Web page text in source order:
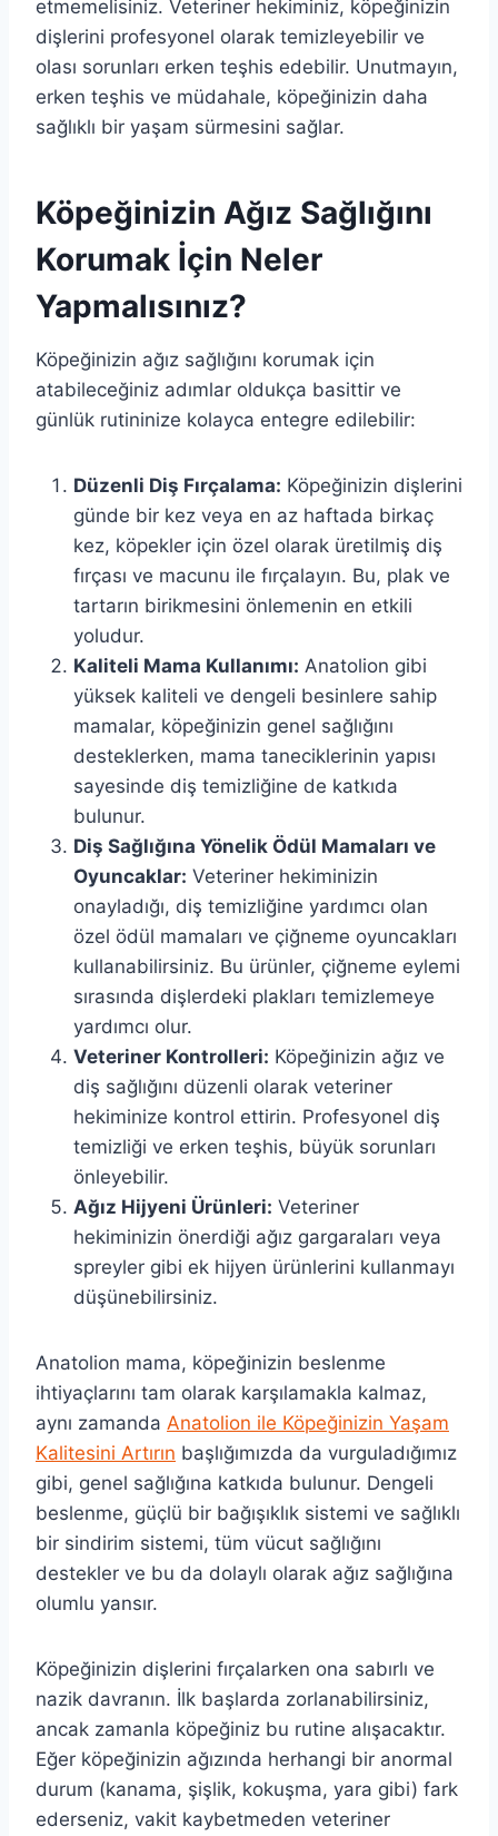
etmemelisiniz. Veteriner hekiminiz, köpeğinizin
dişlerini profesyonel olarak temizleyebilir ve
olası sorunları erken teşhis edebilir. Unutmayın,
erken teşhis ve müdahale, köpeğinizin daha
sağlıklı bir yaşam sürmesini sağlar.
Köpeğinizin Ağız Sağlığını
Korumak İçin Neler
Yapmalısınız?
Köpeğinizin ağız sağlığını korumak için
atabileceğiniz adımlar oldukça basittir ve
günlük rutininize kolayca entegre edilebilir:
Düzenli Diş Fırçalama: Köpeğinizin dişlerini
günde bir kez veya en az haftada birkaç
kez, köpekler için özel olarak üretilmiş diş
fırçası ve macunu ile fırçalayın. Bu, plak ve
tartarın birikmesini önlemenin en etkili
yoludur.
Kaliteli Mama Kullanımı: Anatolion gibi
yüksek kaliteli ve dengeli besinlere sahip
mamalar, köpeğinizin genel sağlığını
desteklerken, mama taneciklerinin yapısı
sayesinde diş temizliğine de katkıda
bulunur.
Diş Sağlığına Yönelik Ödül Mamaları ve
Oyuncaklar: Veteriner hekiminizin
onayladığı, diş temizliğine yardımcı olan
özel ödül mamaları ve çiğneme oyuncakları
kullanabilirsiniz. Bu ürünler, çiğneme eylemi
sırasında dişlerdeki plakları temizlemeye
yardımcı olur.
Veteriner Kontrolleri: Köpeğinizin ağız ve
diş sağlığını düzenli olarak veteriner
hekiminize kontrol ettirin. Profesyonel diş
temizliği ve erken teşhis, büyük sorunları
önleyebilir.
Ağız Hijyeni Ürünleri: Veteriner
hekiminizin önerdiği ağız gargaraları veya
spreyler gibi ek hijyen ürünlerini kullanmayı
düşünebilirsiniz.
Anatolion mama, köpeğinizin beslenme
ihtiyaçlarını tam olarak karşılamakla kalmaz,
aynı zamanda Anatolion ile Köpeğinizin Yaşam
Kalitesini Artırın başlığımızda da vurguladığımız
gibi, genel sağlığına katkıda bulunur. Dengeli
beslenme, güçlü bir bağışıklık sistemi ve sağlıklı
bir sindirim sistemi, tüm vücut sağlığını
destekler ve bu da dolaylı olarak ağız sağlığına
olumlu yansır.
Köpeğinizin dişlerini fırçalarken ona sabırlı ve
nazik davranın. İlk başlarda zorlanabilirsiniz,
ancak zamanla köpeğiniz bu rutine alışacaktır.
Eğer köpeğinizin ağızında herhangi bir anormal
durum (kanama, şişlik, kokuşma, yara gibi) fark
ederseniz, vakit kaybetmeden veteriner